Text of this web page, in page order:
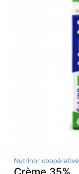
Nutrinor coopérative